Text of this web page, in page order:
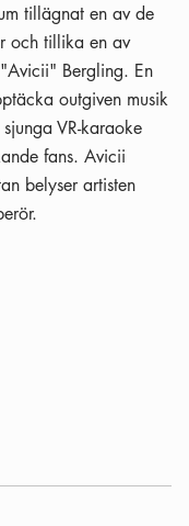
tillägnat en av de
och tillika en av
Bergling. En
outgiven musik
VR-karaoke
fans. Avicii
belyser artisten